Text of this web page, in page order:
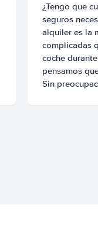
¿Tengo que
seguros
alquiler es la
complicadas
coche
pensamos
Sin